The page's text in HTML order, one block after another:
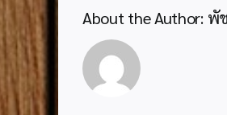
About the Author: พั